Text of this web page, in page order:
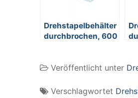
Drehstapelbehälter
durchbrochen, 600
Veröffentlicht unter
Verschlagwortet